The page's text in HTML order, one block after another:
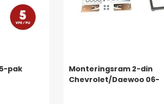
pak
Monteringsram 2-din
Chevrolet/Daewoo 06-